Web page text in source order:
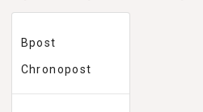
Bpost
Chronopost